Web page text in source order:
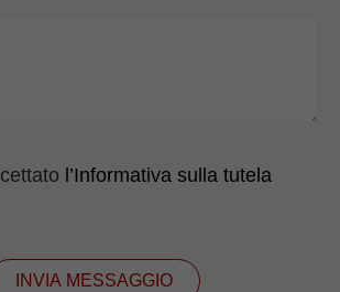
l’Informativa sulla tutela
INVIA MESSAGGIO